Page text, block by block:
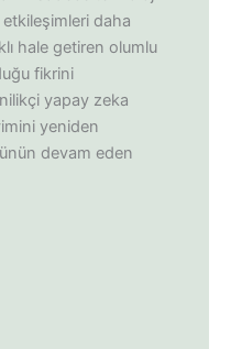
etkileşimleri daha
hale getiren olumlu
fikrini
yapay zeka
yeniden
devam eden